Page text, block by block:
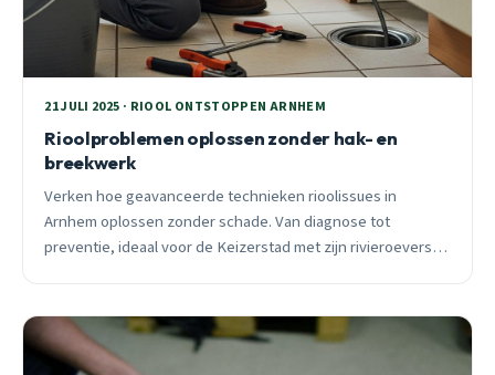
21 JULI 2025 · RIOOL ONTSTOPPEN ARNHEM
Rioolproblemen oplossen zonder hak- en
breekwerk
Verken hoe geavanceerde technieken rioolissues in
Arnhem oplossen zonder schade. Van diagnose tot
preventie, ideaal voor de Keizerstad met zijn rivieroevers